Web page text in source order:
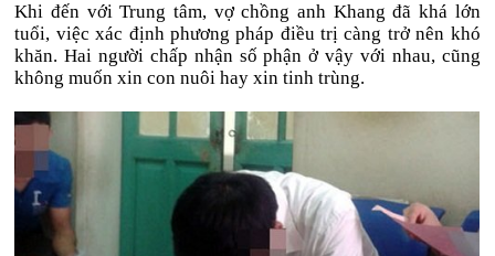
Khi đến với Trung tâm, vợ chồng anh Khang đã khá lớn
tuổi, việc xác định phương pháp điều trị càng trở nên khó
khăn. Hai người chấp nhận số phận ở vậy với nhau, cũng
không muốn xin con nuôi hay xin tinh trùng.